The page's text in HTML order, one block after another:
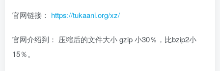
官网链接： https://tukaani.org/xz/
官网介绍到： 压缩后的文件大小 gzip 小30％，比bzip2小
15％。